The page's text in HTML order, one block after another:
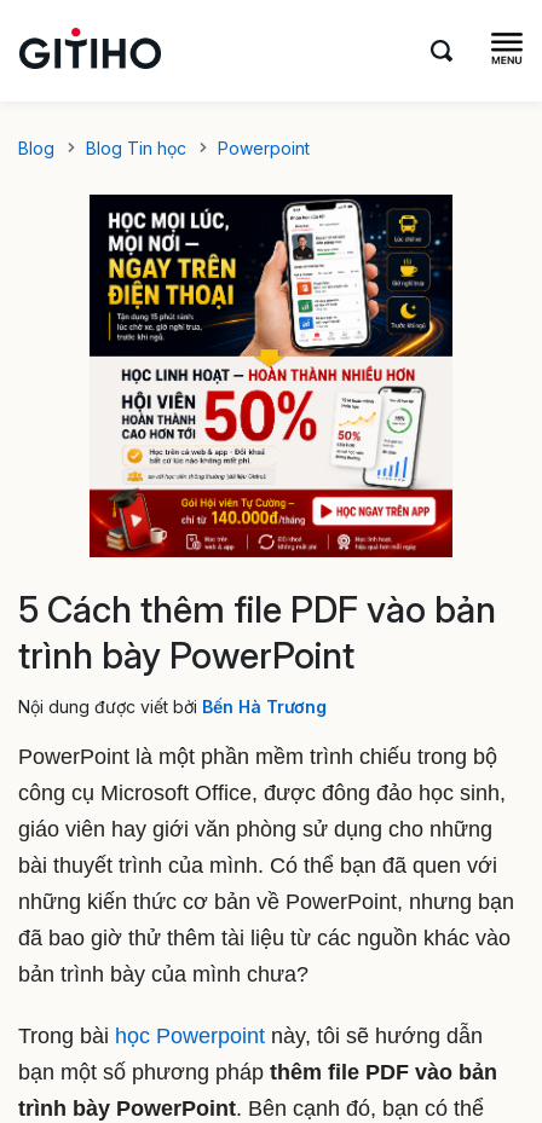
Blog Blog Tin học Powerpoint
5 Cách thêm file PDF vào bản
trình bày PowerPoint
Nội dung được viết bởi Bến Hà Trương
PowerPoint là một phần mềm trình chiếu trong bộ
công cụ Microsoft Office, được đông đảo học sinh,
giáo viên hay giới văn phòng sử dụng cho những
bài thuyết trình của mình. Có thể bạn đã quen với
những kiến ​​thức cơ bản về PowerPoint, nhưng bạn
đã bao giờ thử thêm tài liệu từ các nguồn khác vào
bản trình bày của mình chưa?
Trong bài học Powerpoint này, tôi sẽ hướng dẫn
bạn một số phương pháp thêm file PDF vào bản
trình bày PowerPoint. Bên cạnh đó, bạn có thể